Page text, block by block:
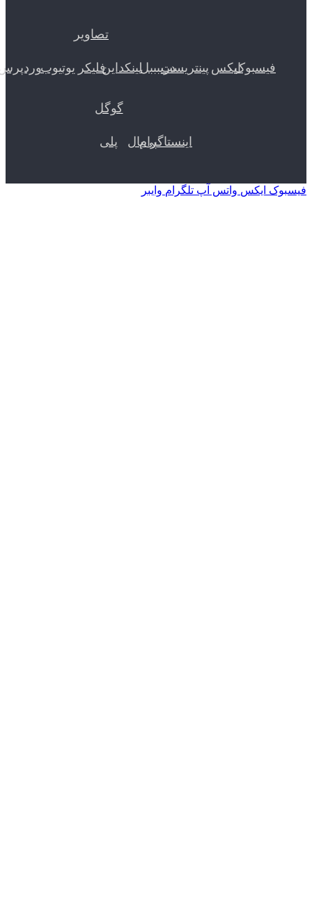
ایکسپینتریستدریبببللینکداینفلیکر یوتیوب وردپرس
اینستاگرامپی‌پال پلی
ایکس واتس آپ تلگرام وایبر